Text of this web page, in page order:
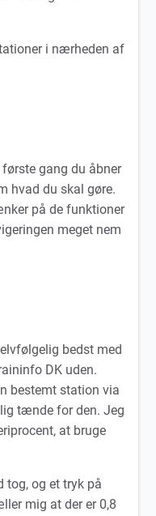
i nærheden af
første gang du åbner
hvad du skal gøre.
på de funktioner
meget nem
bedst med
DK uden.
bestemt station via
tænde for den. Jeg
at bruge
tog, og et tryk på
mig at der er 0,8